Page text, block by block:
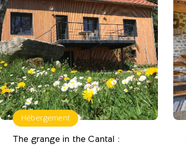
Hébergement
The grange in the Cantal :